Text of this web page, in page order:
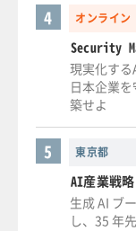
オンライン
4
Security
現実化す
日本企業
築せよ
東京都
5
AI産業戦
生成 AI ブ
し、35 年